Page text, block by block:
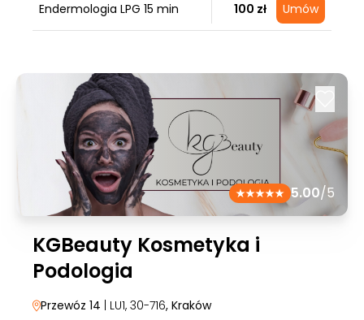
Endermologia LPG 15 min 100 zł Umów
5.00/5
KGBeauty Kosmetyka i
Podologia
Przewóz 14 | LU1, 30-716, Kraków